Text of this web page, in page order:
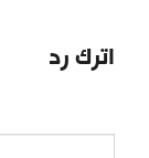
اترك رد